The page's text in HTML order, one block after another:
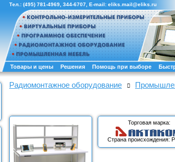
Тел.: (495) 781-4969 344-6707 , E-mail: eliks.mail@eliks.ru
Товары и цены Решения Помощь при выборе
Радиомонтажное оборудование
Торговая марка:
Страна происхождения: